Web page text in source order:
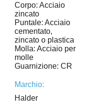
Corpo: Acciaio
zincato
Puntale: Acciaio
cementato,
zincato o plastica
Molla: Acciaio per
molle
Guarnizione: CR
Marchio:
Halder